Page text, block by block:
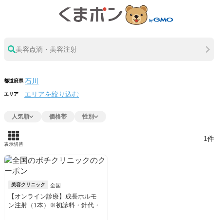
美容点滴・美容注射
都道府県
エリア エリアを絞り込む
人気順 価格帯 性別
表示切替
1件
美容クリニック 全国
【オンライン診療】成長ホルモ
ン注射（1本）※初診料・針代・